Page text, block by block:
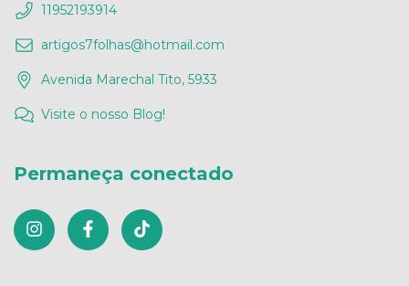
11952193914
artigos7folhas@hotmail.com
Avenida Marechal Tito, 5933
Visite o nosso Blog!
Permaneça conectado